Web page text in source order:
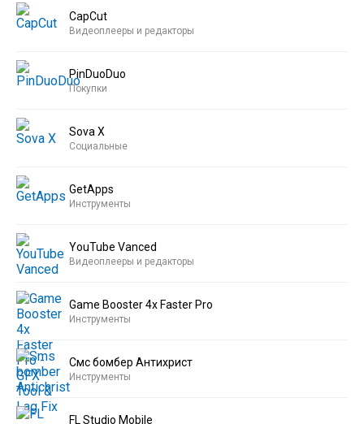
CapCut
Видеоплееры и редакторы
PinDuoDuo
Покупки
Sova X
Социальные
GetApps
Инструменты
YouTube Vanced
Видеоплееры и редакторы
Game Booster 4x Faster Pro
Инструменты
Смс бомбер Антихрист
Инструменты
FL Studio Mobile